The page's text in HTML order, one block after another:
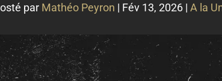
par Mathéo Peyron | Fév 13, 2026 | A la